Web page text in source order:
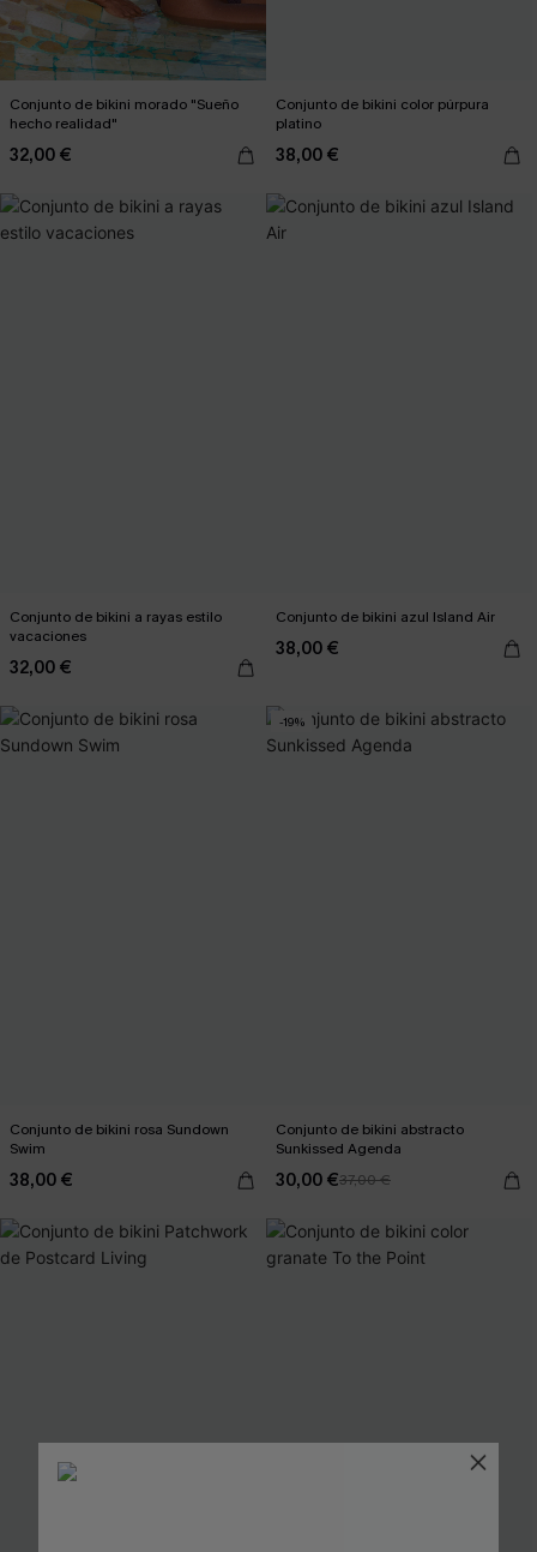
Conjunto de bikini morado "Sueño
hecho realidad"
32,00 €
Conjunto de bikini color púrpura
platino
38,00 €
Conjunto de bikini a rayas estilo
vacaciones
32,00 €
Conjunto de bikini azul Island Air
38,00 €
Conjunto de bikini rosa Sundown
Swim
38,00 €
-19%
Conjunto de bikini abstracto
Sunkissed Agenda
30,00 €37,00 €